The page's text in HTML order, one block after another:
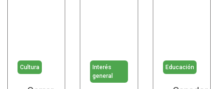
Cultura
Interés
general
Educación